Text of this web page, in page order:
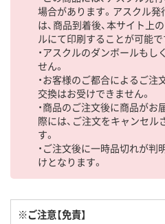
場合があります。アスクル
は、商品到着後、本サイト上
ルにて印刷することが可能で
・アスクルのダンボールも
せん。
・お客様のご都合によるご注
交換はお受けできません。
・商品のご注文後に商品が
際には、ご注文をキャンセ
す。
・ご注文後に一時品切れが判
けとなります。
※ご注意【免責】